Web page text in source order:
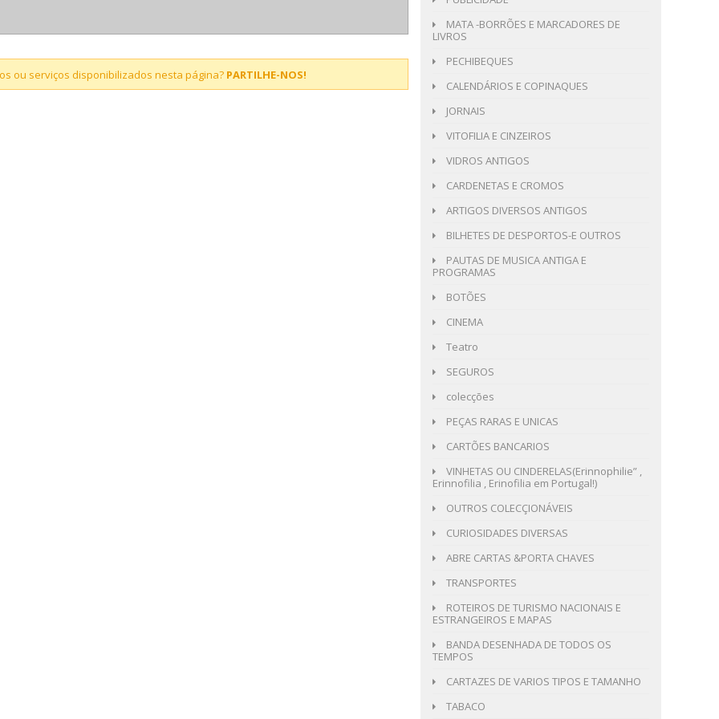
ou serviços disponibilizados nesta página? PARTILHE-NOS!
MATA -BORRÕES E MARCADORES DE
LIVROS
PECHIBEQUES
CALENDÁRIOS E COPINAQUES
JORNAIS
VITOFILIA E CINZEIROS
VIDROS ANTIGOS
CARDENETAS E CROMOS
ARTIGOS DIVERSOS ANTIGOS
BILHETES DE DESPORTOS-E OUTROS
PAUTAS DE MUSICA ANTIGA E
PROGRAMAS
BOTÕES
CINEMA
Teatro
SEGUROS
colecções
PEÇAS RARAS E UNICAS
CARTÕES BANCARIOS
VINHETAS OU CINDERELAS(Erinnophilie” ,
Erinnofilia , Erinofilia em Portugal!)
OUTROS COLECÇIONÁVEIS
CURIOSIDADES DIVERSAS
ABRE CARTAS &PORTA CHAVES
TRANSPORTES
ROTEIROS DE TURISMO NACIONAIS E
ESTRANGEIROS E MAPAS
BANDA DESENHADA DE TODOS OS
TEMPOS
CARTAZES DE VARIOS TIPOS E TAMANHO
TABACO